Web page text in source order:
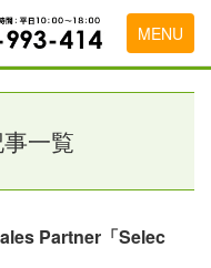
MENU
一覧
Partner「Selec